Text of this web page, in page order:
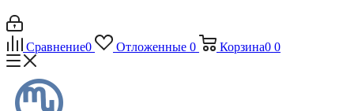
Сравнение0 Отложенные 0 Корзина0 0